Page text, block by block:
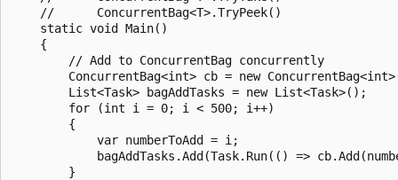
    //      ConcurrentBag<T>.TryPeek()
    static void Main()
    {
        // Add to ConcurrentBag concurrently
ConcurrentBag<int> cb = new
        List<Task> bagAddTasks = new List<Task>();
        for (int i = 0; i < 500; i++)
        {
            var numberToAdd = i;
bagAddTasks.Add(Task.Run(() =>
        }